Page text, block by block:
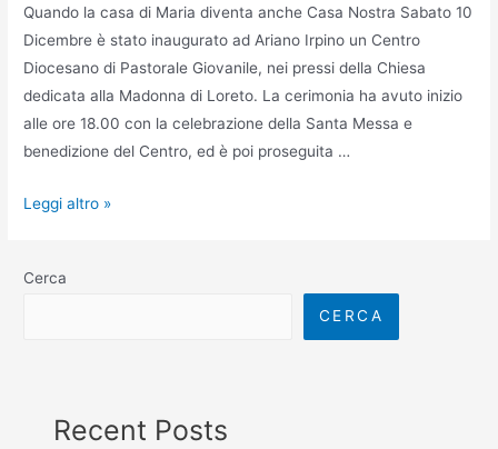
Quando la casa di Maria diventa anche Casa Nostra Sabato 10
Dicembre è stato inaugurato ad Ariano Irpino un Centro
Diocesano di Pastorale Giovanile, nei pressi della Chiesa
dedicata alla Madonna di Loreto. La cerimonia ha avuto inizio
alle ore 18.00 con la celebrazione della Santa Messa e
benedizione del Centro, ed è poi proseguita …
Leggi altro »
Cerca
CERCA
Recent Posts